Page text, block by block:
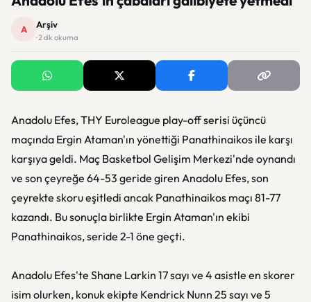
A Arşiv
· 2 dk okuma
Anadolu Efes, THY Euroleague play-off serisi üçüncü
maçında Ergin Ataman'ın yönettiği Panathinaikos ile karşı
karşıya geldi. Maç Basketbol Gelişim Merkezi'nde oynandı
ve son çeyreğe 64-53 geride giren Anadolu Efes, son
çeyrekte skoru eşitledi ancak Panathinaikos maçı 81-77
kazandı. Bu sonuçla birlikte Ergin Ataman'ın ekibi
Panathinaikos, seride 2-1 öne geçti.
Anadolu Efes'te Shane Larkin 17 sayı ve 4 asistle en skorer
isim olurken, konuk ekipte Kendrick Nunn 25 sayı ve 5